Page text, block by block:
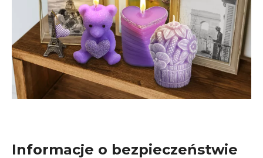
Informacje o bezpieczeństwie